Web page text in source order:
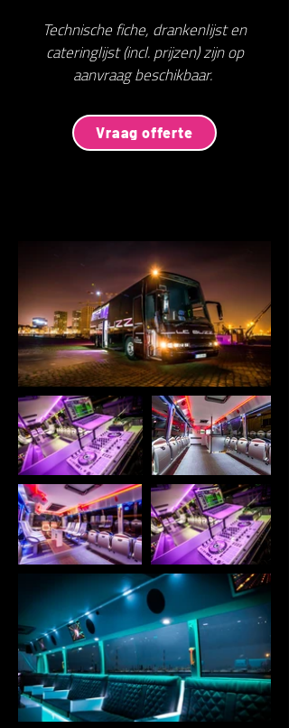
Technische fiche, drankenlijst en
cateringlijst (incl. prijzen) zijn op
aanvraag beschikbaar.
Vraag offerte